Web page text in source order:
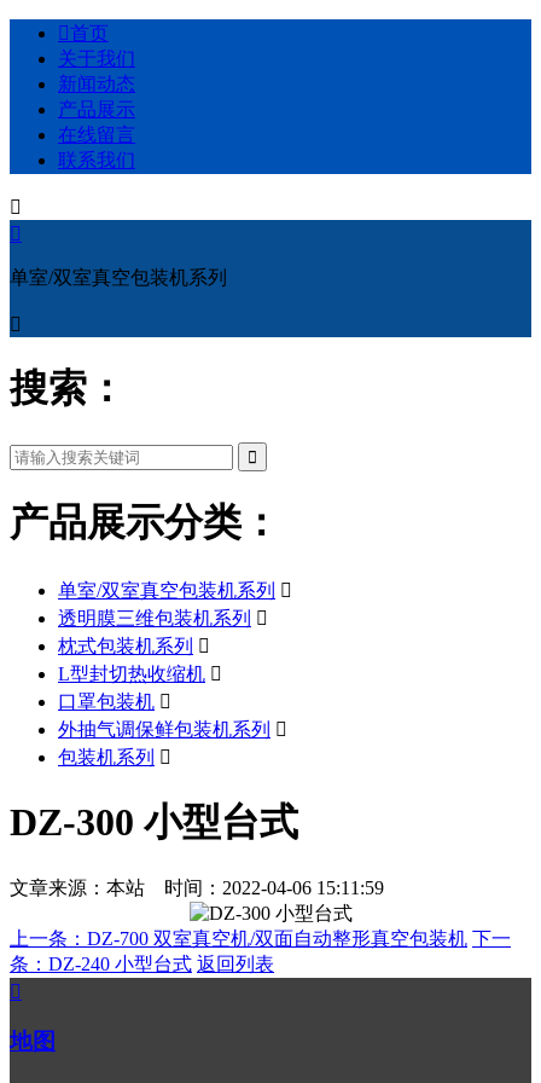
首页
关于我们
新闻动态
产品展示
在线留言
联系我们


单室/双室真空包装机系列

搜索：
产品展示分类：
单室/双室真空包装机系列 
透明膜三维包装机系列 
枕式包装机系列 
L型封切热收缩机 
口罩包装机 
外抽气调保鲜包装机系列 
包装机系列 
DZ-300 小型台式
文章来源：本站 时间：2022-04-06 15:11:59
上一条：DZ-700 双室真空机/双面自动整形真空包装机 下一
条：DZ-240 小型台式 返回列表

地图